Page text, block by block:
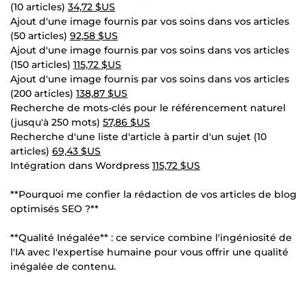
(10 articles) 34,72 $US
Ajout d'une image fournis par vos soins dans vos articles
(50 articles) 92,58 $US
Ajout d'une image fournis par vos soins dans vos articles
(150 articles) 115,72 $US
Ajout d'une image fournis par vos soins dans vos articles
(200 articles) 138,87 $US
Recherche de mots-clés pour le référencement naturel
(jusqu'à 250 mots) 57,86 $US
Recherche d'une liste d'article à partir d'un sujet (10
articles) 69,43 $US
Intégration dans Wordpress 115,72 $US
**Pourquoi me confier la rédaction de vos articles de blog
optimisés SEO ?**
**Qualité Inégalée** : ce service combine l'ingéniosité de
l'IA avec l'expertise humaine pour vous offrir une qualité
inégalée de contenu.